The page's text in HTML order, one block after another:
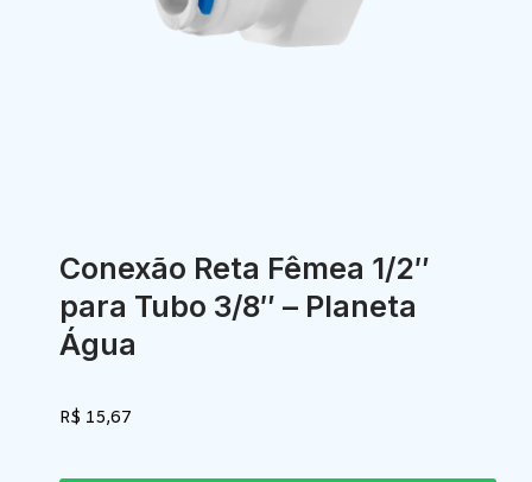
Conexão Reta Fêmea 1/2″
para Tubo 3/8″ – Planeta
Água
R$ 15,67